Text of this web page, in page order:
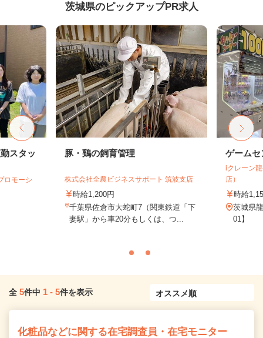
茨城県のピックアップPR求人
スタッ
ロモーシ
豚・鶏の飼育管理
株式会社全農ビジネスサポート 筑波支店
時給1,200円
千葉県佐倉市大蛇町7（関東鉄道「下
妻駅」から車20分もしくは、つ...
ゲームセ
iクレーン
店）
時給
茨城県
01】
全 5件中 1 - 5件を表示
化粧品などに関する在宅調査員・在宅モニター